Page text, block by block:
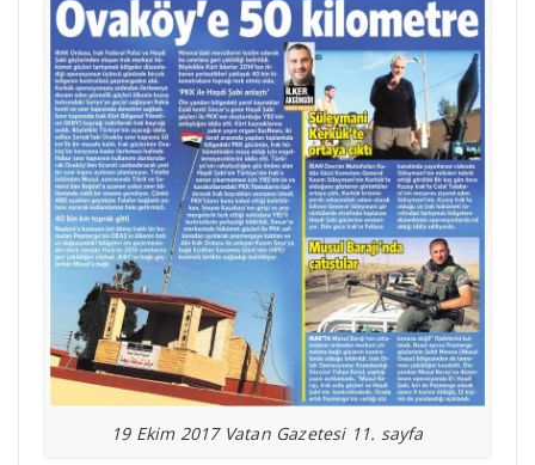
19 Ekim 2017 Vatan Gazetesi 11. sayfa